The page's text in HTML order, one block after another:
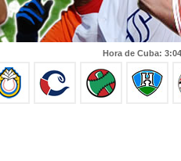
Hora de Cuba: